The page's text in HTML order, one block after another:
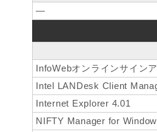
―
InfoWebオンラインサイン
Intel LANDesk Client
Internet Explorer 4.01
NIFTY Manager for